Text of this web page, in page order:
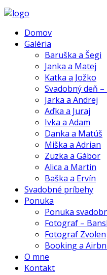
Domov
Galéria
Baruška a Šegi
Janka a Matej
Katka a Jožko
Svadobný deň
Jarka a Andrej
Aďka a Juraj
Ivka a Adam
Danka a Matúš
Miška a Adrian
Zuzka a Gábor
Alica a Martin
Baška a Ervín
Svadobné príbehy
Ponuka
Ponuka
Fotograf –
Fotograf Zvolen
Booking a
O mne
Kontakt